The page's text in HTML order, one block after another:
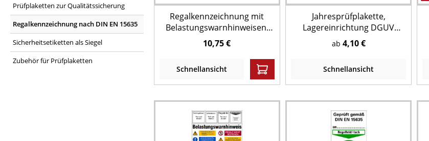
Prüfplaketten zur Qualitätssicherung
Regalkennzeichnung nach DIN EN 15635
Sicherheitsetiketten als Siegel
Zubehör für Prüfplaketten
Regalkennzeichnung mit
Belastungswarnhinweisen,
Kragarmregal - DIN EN 15635
10,75 €
Schnellansicht
Jahresprüfplakette,
Lagereinrichtung DGUV
Information 208-061, Ø 30
mm - Bogen = 10 Stk.
ab 4,10 €
Schnellansicht